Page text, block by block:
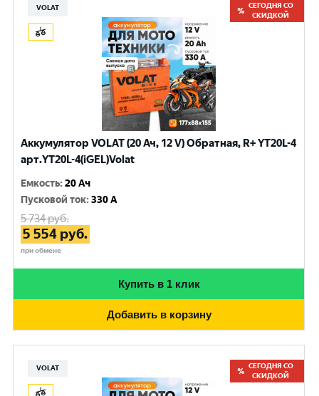
VOLAT
СЕГОДНЯ СО
СКИДКОЙ
Аккумулятор VOLAT (20 Ач, 12 V) Обратная, R+ YT20L-4
арт.YT20L-4(iGEL)Volat
Емкость:20 Ач
Пусковой ток:330 A
5 734руб.
5 554 руб.
при обмене
Купить в 1 клик
Добавить в корзину
VOLAT
СЕГОДНЯ СО
СКИДКОЙ